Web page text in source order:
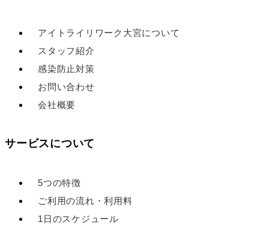
アイトライリワーク大宮について
スタッフ紹介
感染防止対策
お問い合わせ
会社概要
サービスについて
5つの特徴
ご利用の流れ・利用料
1日のスケジュール